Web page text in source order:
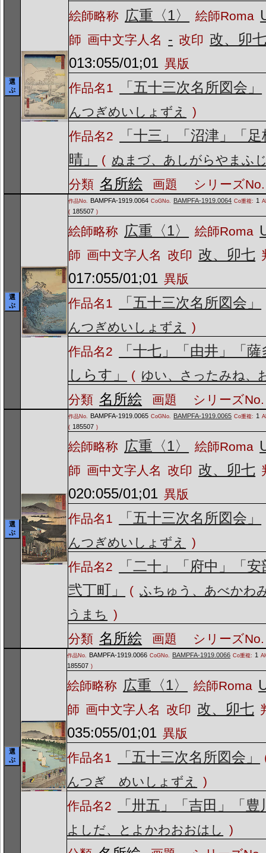
選
ぶ
絵師略称 広重〈1〉 絵師Roma
師 画中文字人名 - 改印 改、卯
013:055/01;01 異版
作品名1
「五十三次名所図会」
んつぎめいしょずえ
)
作品名2
「十三」「沼津」「
晴」
( ぬまづ、あしがらやまふ
分類 名所絵 画題 シリーズNo.
選
ぶ
作品No. BAMPFA-1919.0064 CoGNo. BAMPFA-1919.0064 Co重複: 1
( 185507 )
絵師略称 広重〈1〉 絵師Roma
師 画中文字人名 改印 改、卯七
017:055/01;01 異版
作品名1
「五十三次名所図会」
んつぎめいしょずえ
)
作品名2
「十七」「由井」「
しらす」
( ゆい、さったみね、
分類 名所絵 画題 シリーズNo.
選
ぶ
作品No. BAMPFA-1919.0065 CoGNo. BAMPFA-1919.0065 Co重複: 1
( 185507 )
絵師略称 広重〈1〉 絵師Roma
師 画中文字人名 改印 改、卯七
020:055/01;01 異版
作品名1
「五十三次名所図会」
んつぎめいしょずえ
)
作品名2
「二十」「府中」「
弐丁町」
( ふちゅう、あべかわ
うまち )
分類 名所絵 画題 シリーズNo.
選
ぶ
作品No. BAMPFA-1919.0066 CoGNo. BAMPFA-1919.0066 Co重複: 1
185507 )
絵師略称 広重〈1〉 絵師Roma
師 画中文字人名 改印 改、卯七
035:055/01;01 異版
作品名1
「五十三次名所図会」
んつぎ めいしょずえ
)
作品名2
「卅五」「吉田」「
よしだ、とよかわおおはし
)